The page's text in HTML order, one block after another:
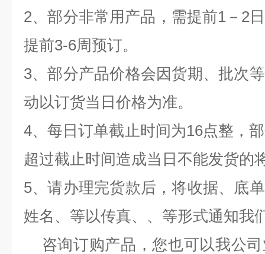
2、部分非常用产品，需提前1－2
提前3-6周预订。
3、部分产品价格会因货期、批次
动以订货当日价格为准。
4、每日订单截止时间为16点整，
超过截止时间造成当日不能发货的
5、请办理完货款后，将收据、底
姓名、等以传真、、等形式通知我
咨询订购产品，您也可以我公